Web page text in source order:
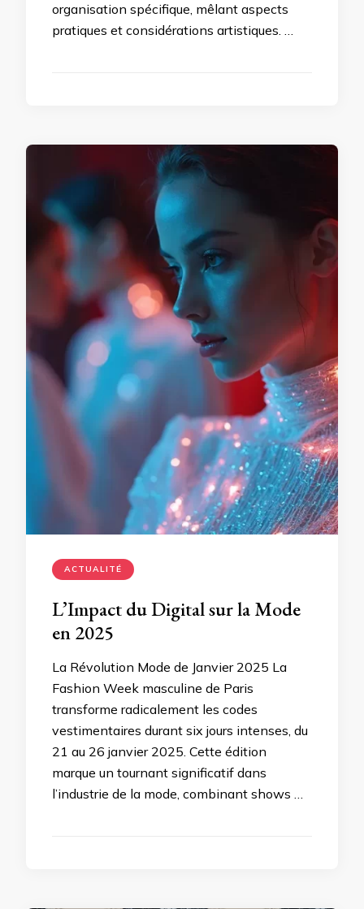
organisation spécifique, mêlant aspects
pratiques et considérations artistiques. …
ACTUALITÉ
L’Impact du Digital sur la Mode
en 2025
La Révolution Mode de Janvier 2025 La
Fashion Week masculine de Paris
transforme radicalement les codes
vestimentaires durant six jours intenses, du
21 au 26 janvier 2025. Cette édition
marque un tournant significatif dans
l’industrie de la mode, combinant shows …